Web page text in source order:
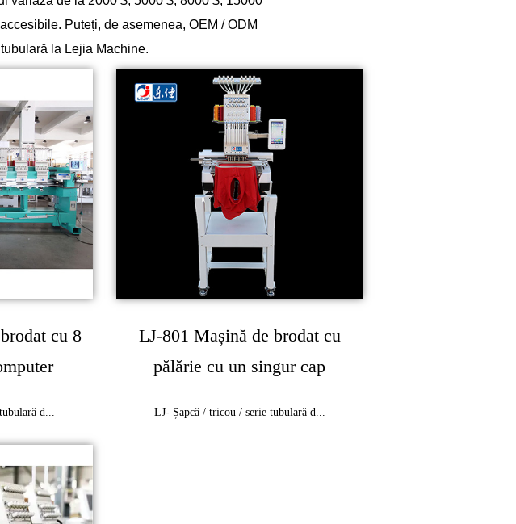
Puteți, de asemenea, OEM / ODM
la Lejia Machine.
cu 8
d...
LJ-801 Mașină de brodat cu
pălărie cu un singur cap
LJ- Șapcă / tricou / serie tubulară d...